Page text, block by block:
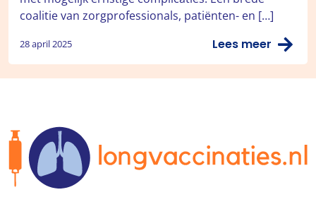
coalitie van zorgprofessionals, patiënten- en […]
28 april 2025 Lees meer